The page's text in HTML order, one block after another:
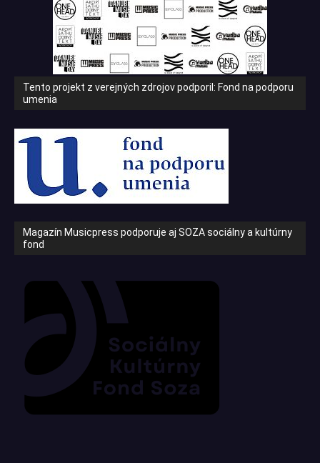
Tento projekt z verejných zdrojov podporil: Fond na podporu
umenia
Magazín Musicpress podporuje aj SOZA sociálny a kultúrny
fond